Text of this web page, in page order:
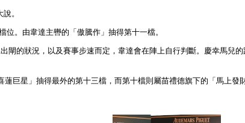
。
。由韋達主轡的「傲騰作」抽得第十一檔。
閘的狀況，以及賽事步速而定，韋達會在陣上自行判斷。慶幸馬兒
巨星」抽得最外的第十三檔，而第十檔則屬苗禮德旗下的「馬上發財